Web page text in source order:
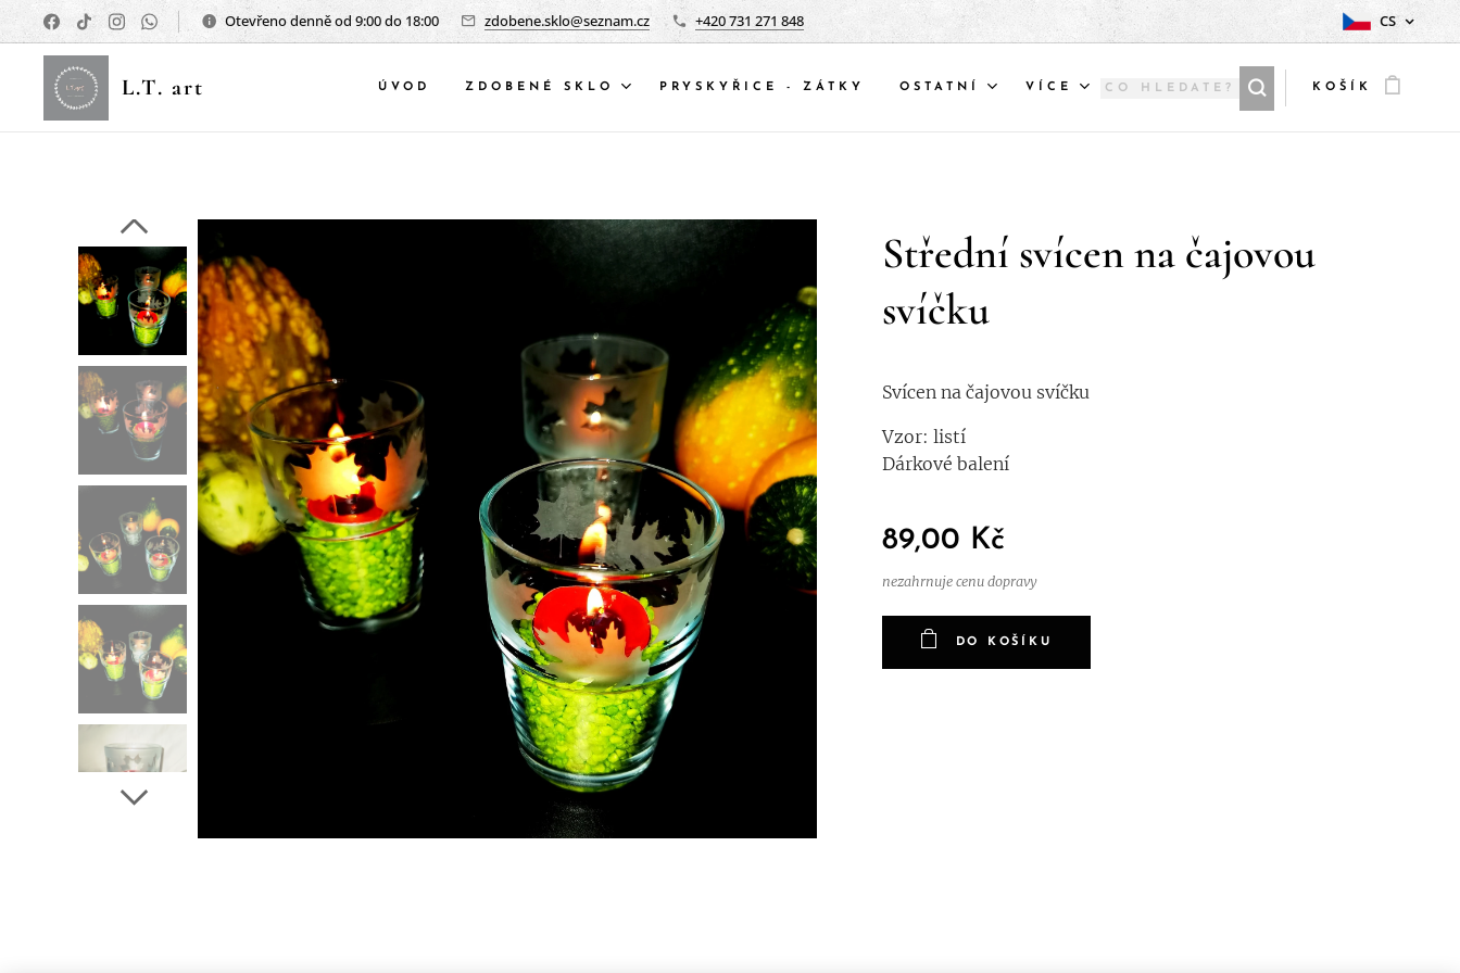
Otevřeno denně od 9:00 do 18:00 zdobene.sklo@seznam.cz +420 731 271 848 CS
L.T. art ÚVOD ZDOBENÉ SKLO PRYSKYŘICE - ZÁTKY OSTATNÍ VÍCE KOŠÍK
Střední svícen na čajovou
svíčku
Svícen na čajovou svíčku
Vzor: listí
Dárkové balení
89,00 Kč
nezahrnuje cenu dopravy
DO KOŠÍKU